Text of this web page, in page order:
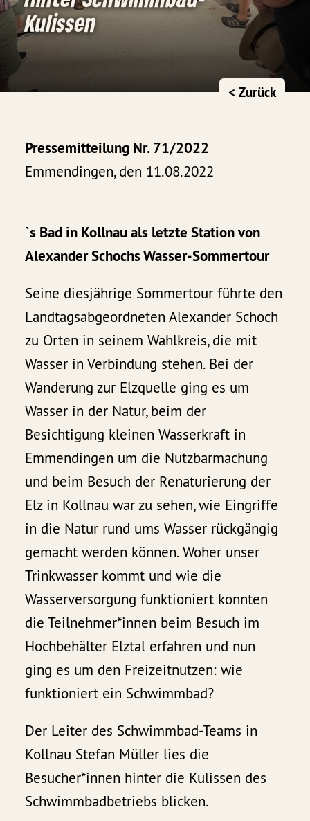
Kulissen
< Zurück
Pressemitteilung Nr. 71/2022
Emmendingen, den 11.08.2022
`s Bad in Kollnau als letzte Station von
Alexander Schochs Wasser-Sommertour
Seine diesjährige Sommertour führte den
Landtagsabgeordneten Alexander Schoch
zu Orten in seinem Wahlkreis, die mit
Wasser in Verbindung stehen. Bei der
Wanderung zur Elzquelle ging es um
Wasser in der Natur, beim der
Besichtigung kleinen Wasserkraft in
Emmendingen um die Nutzbarmachung
und beim Besuch der Renaturierung der
Elz in Kollnau war zu sehen, wie Eingriffe
in die Natur rund ums Wasser rückgängig
gemacht werden können. Woher unser
Trinkwasser kommt und wie die
Wasserversorgung funktioniert konnten
die Teilnehmer*innen beim Besuch im
Hochbehälter Elztal erfahren und nun
ging es um den Freizeitnutzen: wie
funktioniert ein Schwimmbad?
Der Leiter des Schwimmbad-Teams in
Kollnau Stefan Müller lies die
Besucher*innen hinter die Kulissen des
Schwimmbadbetriebs blicken.